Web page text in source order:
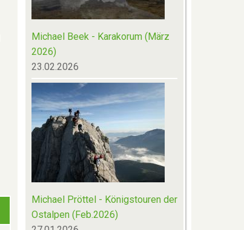
Michael Beek - Karakorum (März
2026)
23.02.2026
Michael Pröttel - Königstouren der
Ostalpen (Feb.2026)